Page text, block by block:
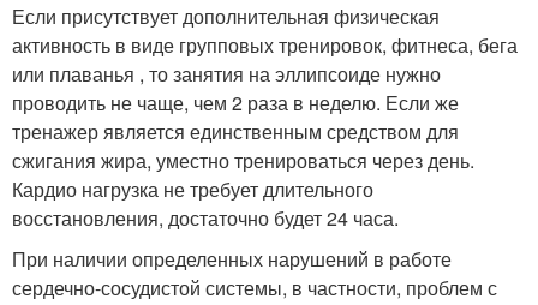
Если присутствует дополнительная физическая
активность в виде групповых тренировок, фитнеса, бега
или плаванья , то занятия на эллипсоиде нужно
проводить не чаще, чем 2 раза в неделю. Если же
тренажер является единственным средством для
сжигания жира, уместно тренироваться через день.
Кардио нагрузка не требует длительного
восстановления, достаточно будет 24 часа.
При наличии определенных нарушений в работе
сердечно-сосудистой системы, в частности, проблем с